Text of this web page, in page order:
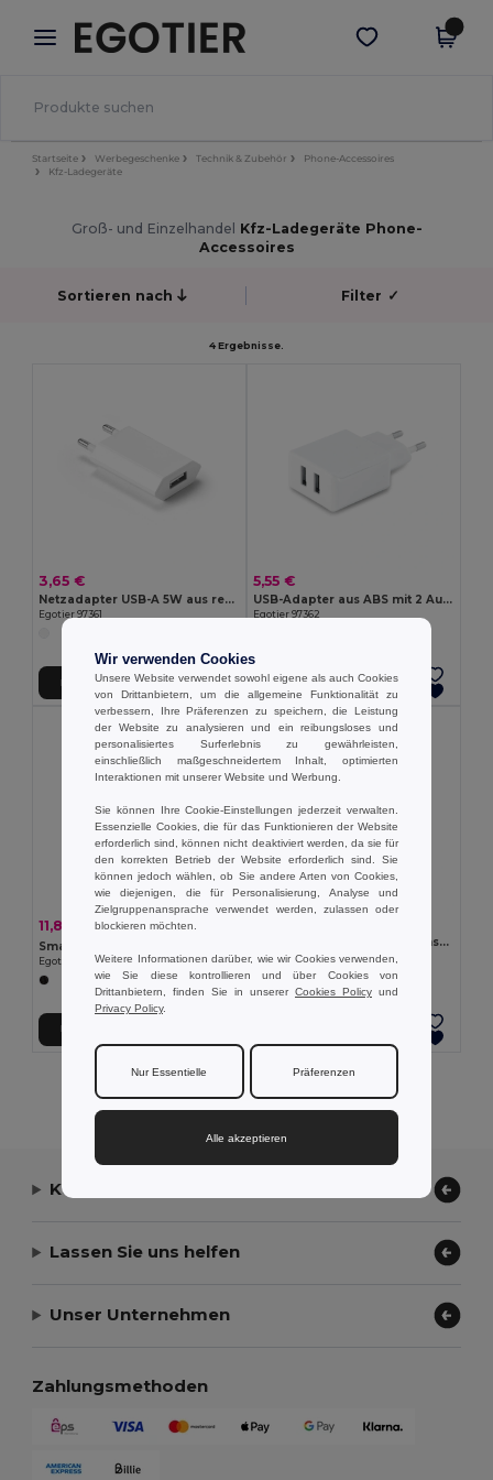
× Egotier App
Bessere Preise in der App!
App holen
Startseite Werbegeschenke Technik & Zubehör
Phone-Accessoires
Kfz-Ladegeräte
Groß- und Einzelhandel Kfz-Ladegeräte Phone-
Accessoires
Sortieren nach Filter ✓
4 Ergebnisse.
3,65 €
Netzadapter USB-A 5W aus recyceltes ABS (100% rABS)
Egotier 97361
In den Warenkorb
5,55 €
USB-Adapter aus ABS mit 2 Ausgängen
Egotier 97362
In den Warenkorb
11,86 € 16,03 € -26%
Egotier 97168
In den Warenkorb
KFZ-Ladegerät mit USB-A Anschluss 18W und USB-C 20W in 100% rABS
Egotier 97189
Kontaktieren Sie uns
Lassen Sie uns helfen
Unser Unternehmen
Zahlungsmethoden
Wir verwenden Cookies
Unsere Website verwendet sowohl eigene als auch Cookies
von Drittanbietern, um die allgemeine Funktionalität zu
verbessern, Ihre Präferenzen zu speichern, die Leistung
der Website zu analysieren und ein reibungsloses und
personalisiertes Surferlebnis zu gewährleisten,
einschließlich maßgeschneidertem Inhalt, optimierten
Interaktionen mit unserer Website und Werbung.
Sie können Ihre Cookie-Einstellungen jederzeit verwalten.
Essenzielle Cookies, die für das Funktionieren der Website
erforderlich sind, können nicht deaktiviert werden, da sie für
den korrekten Betrieb der Website erforderlich sind. Sie
können jedoch wählen, ob Sie andere Arten von Cookies,
wie diejenigen, die für Personalisierung, Analyse und
Zielgruppenansprache verwendet werden, zulassen oder
blockieren möchten.
Weitere Informationen darüber, wie wir Cookies verwenden,
wie Sie diese kontrollieren und über Cookies von
Drittanbietern, finden Sie in unserer Cookies Policy und
Privacy Policy.
Nur Essentielle Präferenzen
Alle akzeptieren